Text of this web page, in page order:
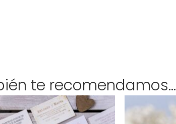
te recomendamos…